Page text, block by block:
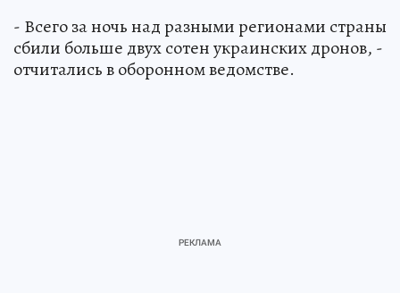
- Всего за ночь над разными регионами страны
сбили больше двух сотен украинских дронов, -
отчитались в оборонном ведомстве.